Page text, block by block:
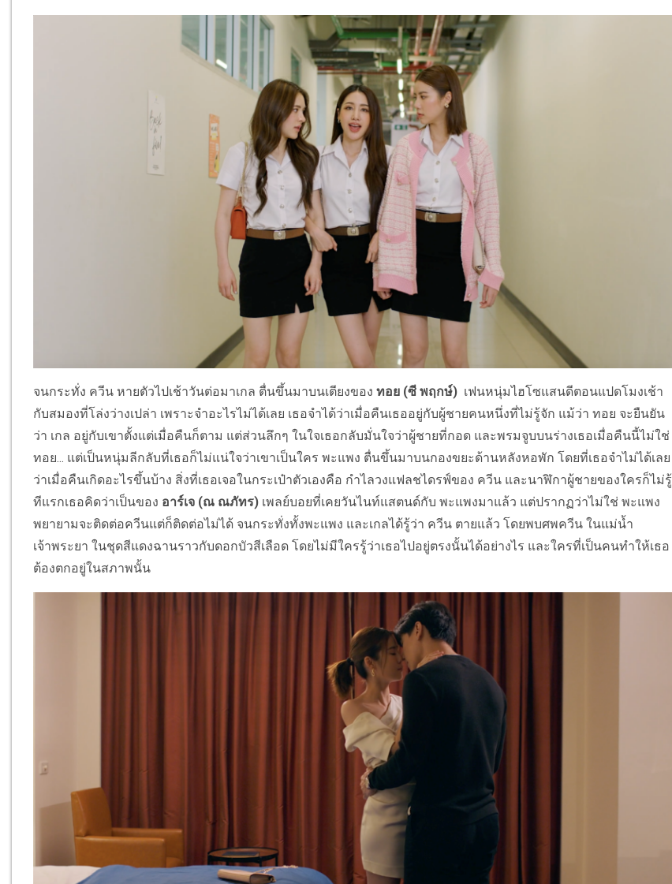
จนกระทั่ง ควีน หายตัวไปเช้าวันต่อมาเกล ตื่นขึ้นมาบนเตียงของทอย (ซี พฤกษ์) เฟนหนุ่มไฮโซแสนดีตอนแปดโมงเช้า
กับสมองที่โล่งว่างเปล่า เพราะจำอะไรไม่ได้เลย เธอจำได้ว่าเมื่อคืนเธออยู่กับผู้ชายคนหนึ่งที่ไม่รู้จัก แม้ว่า ทอย จะยืนยัน
ว่า เกล อยู่กับเขาตั้งแต่เมื่อคืนก็ตาม แต่ส่วนลึกๆ ในใจเธอกลับมั่นใจว่าผู้ชายที่กอด และพรมจูบบนร่างเธอเมื่อคืนนี้ไม่ใช่
ทอย... แต่เป็นหนุ่มลีกลับที่เธอก็ไม่แน่ใจว่าเขาเป็นใคร พะแพง ตื่นขึ้นมาบนกองขยะด้านหลังหอพัก โดยที่เธอจำไม่ได้เลย
ว่าเมื่อคืนเกิดอะไรขึ้นบ้าง สิ่งที่เธอเจอในกระเป๋าตัวเองคือ กำไลวงแฟลชไดรฟ์ของ ควีน และนาฬิกาผู้ชายของใครก็ไม่รู้
ทีแรกเธอคิดว่าเป็นของ อาร์เจ (ณ ณภัทร) เพลย์บอยที่เคยวันไนท์แสตนด์กับ พะแพงมาแล้ว แต่ปรากฏว่าไม่ใช่ พะแพง
พยายามจะติดต่อควีนแต่ก็ติดต่อไม่ได้ จนกระทั่งทั้งพะแพง และเกลได้รู้ว่า ควีน ตายแล้ว โดยพบศพควีน ในแม่น้ำ
เจ้าพระยา ในชุดสีแดงฉานราวกับดอกบัวสีเลือด โดยไม่มีใครรู้ว่าเธอไปอยู่ตรงนั้นได้อย่างไร และใครที่เป็นคนทำให้เธอ
ต้องตกอยู่ในสภาพนั้น